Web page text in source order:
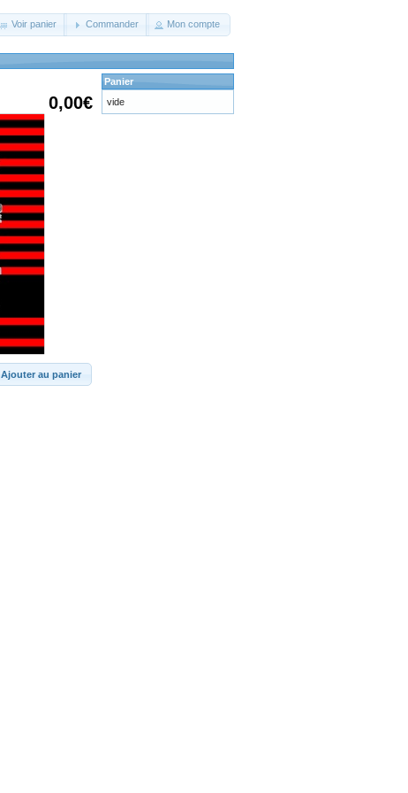
Voir panier Commander Mon compte
0,00€
Ajouter au panier
Panier
vide